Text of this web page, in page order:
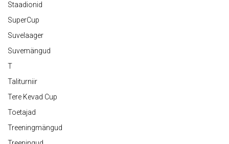
Staadionid
SuperCup
Suvelaager
Suvemängud
T
Taliturniir
Tere Kevad Cup
Toetajad
Treeningmängud